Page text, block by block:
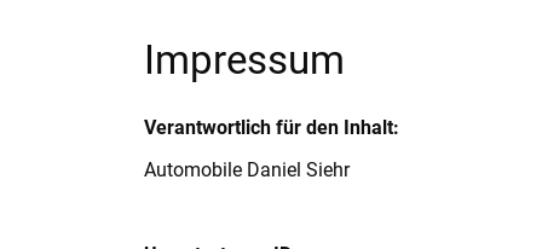
Impressum
Verantwortlich für den Inhalt:
Automobile Daniel Siehr